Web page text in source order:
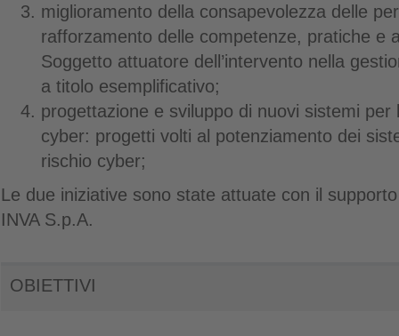
miglioramento della consapevolezza delle
rafforzamento delle competenze, pratiche e
Soggetto attuatore dell’intervento nella
a titolo esemplificativo;
progettazione e sviluppo di nuovi sistemi per
cyber: progetti volti al potenziamento dei
rischio cyber;
Le due iniziative sono state attuate con il
INVA S.p.A.
OBIETTIVI